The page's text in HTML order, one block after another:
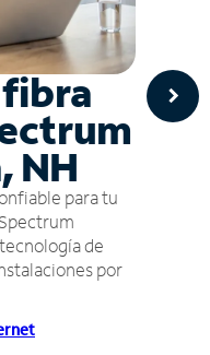
NH
para tu
de
por